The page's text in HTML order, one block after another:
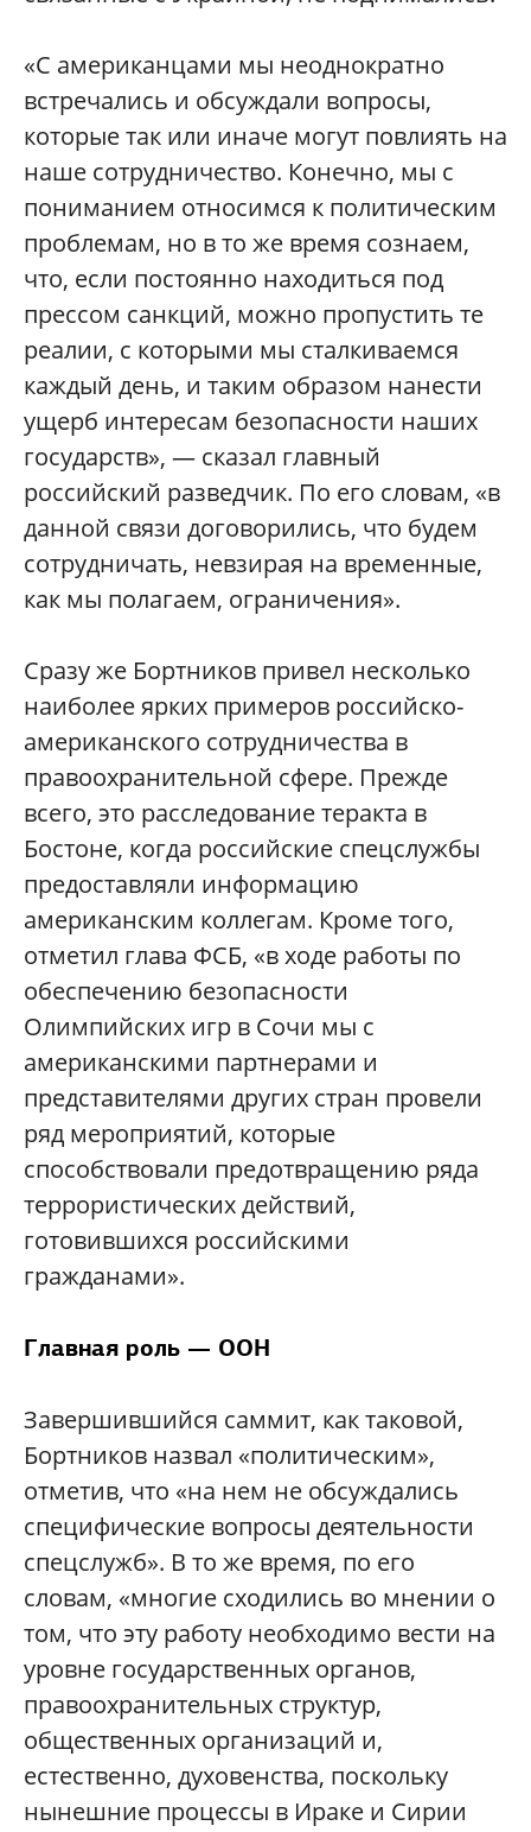
«С американцами мы неоднократно
встречались и обсуждали вопросы,
которые так или иначе могут повлиять на
наше сотрудничество. Конечно, мы с
пониманием относимся к политическим
проблемам, но в то же время сознаем,
что, если постоянно находиться под
прессом санкций, можно пропустить те
реалии, с которыми мы сталкиваемся
каждый день, и таким образом нанести
ущерб интересам безопасности наших
государств», — сказал главный
российский разведчик. По его словам, «в
данной связи договорились, что будем
сотрудничать, невзирая на временные,
как мы полагаем, ограничения».
Сразу же Бортников привел несколько
наиболее ярких примеров российско-
американского сотрудничества в
правоохранительной сфере. Прежде
всего, это расследование теракта в
Бостоне, когда российские спецслужбы
предоставляли информацию
американским коллегам. Кроме того,
отметил глава ФСБ, «в ходе работы по
обеспечению безопасности
Олимпийских игр в Сочи мы с
американскими партнерами и
представителями других стран провели
ряд мероприятий, которые
способствовали предотвращению ряда
террористических действий,
готовившихся российскими
гражданами».
Главная роль — ООН
Завершившийся саммит, как таковой,
Бортников назвал «политическим»,
отметив, что «на нем не обсуждались
специфические вопросы деятельности
спецслужб». В то же время, по его
словам, «многие сходились во мнении о
том, что эту работу необходимо вести на
уровне государственных органов,
правоохранительных структур,
общественных организаций и,
естественно, духовенства, поскольку
нынешние процессы в Ираке и Сирии